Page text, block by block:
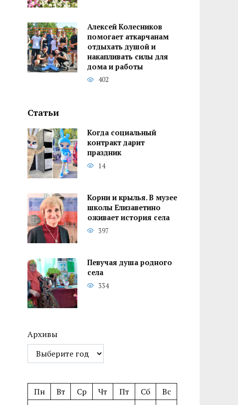
Алексей Колесников
помогает аткарчанам
отдыхать душой и
накапливать силы для
дома и работы
402
Статьи
Когда социальный
контракт дарит
праздник
14
Корни и крылья. В музее
школы Елизаветино
оживает история села
397
Певучая душа родного
села
334
Архивы
Пн Вт Ср Чт Пт Сб
Вс